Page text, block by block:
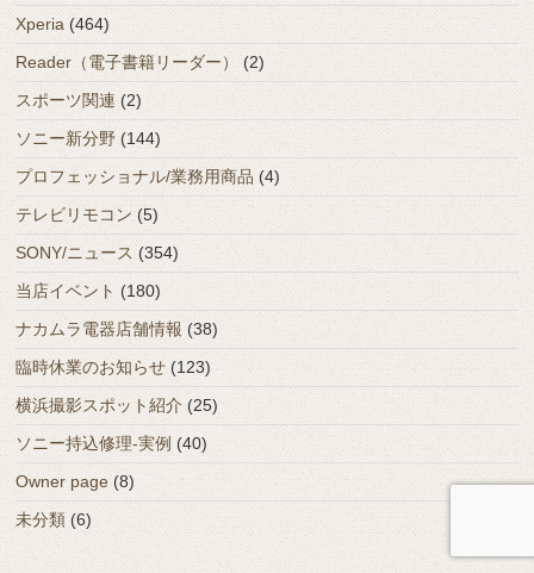
Xperia (464)
Reader（電子書籍リーダー）
(2)
スポーツ関連 (2)
ソニー新分野 (144)
プロフェッショナル/業務用商品 (4)
テレビリモコン (5)
SONY/ニュース (354)
当店イベント (180)
ナカムラ電器店舗情報 (38)
臨時休業のお知らせ (123)
横浜撮影スポット紹介 (25)
ソニー持込修理-実例 (40)
Owner page (8)
未分類 (6)